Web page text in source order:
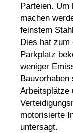
Parteien. Um
machen
feinstem
Dies hat zum
Parkplatz
weniger
Arbeitsplätze
motorisierte
untersagt.